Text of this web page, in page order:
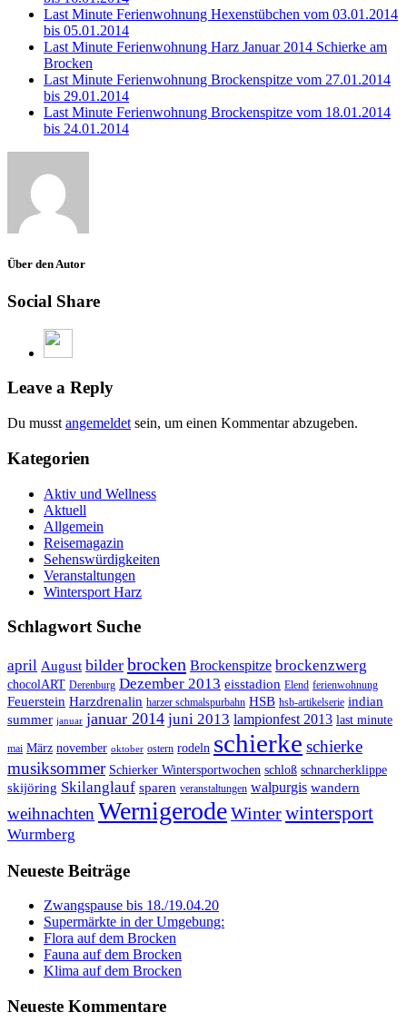
Last Minute Ferienwohnung Hexenstübchen vom 03.01.2014
bis 05.01.2014
Last Minute Ferienwohnung Harz Januar 2014 Schierke am
Brocken
Last Minute Ferienwohnung Brockenspitze vom 27.01.2014
bis 29.01.2014
Last Minute Ferienwohnung Brockenspitze vom 18.01.2014
bis 24.01.2014
Über den Autor
Social Share
Leave a Reply
Du musst angemeldet sein, um einen Kommentar abzugeben.
Kategorien
Aktiv und Wellness
Aktuell
Allgemein
Reisemagazin
Sehenswürdigkeiten
Veranstaltungen
Wintersport Harz
Schlagwort Suche
april August bilder brocken Brockenspitze brockenzwerg
chocolART Derenburg Dezember 2013 eisstadion Elend ferienwohnung
Feuerstein Harzdrenalin harzer schmalspurbahn HSB hsb-artikelserie indian
summer januar januar 2014 juni 2013 lampionfest 2013 last minute
mai März november oktober ostern rodeln schierke schierke
musiksommer Schierker Wintersportwochen schloß schnarcherklippe
skijöring Skilanglauf sparen veranstaltungen walpurgis wandern
weihnachten WernigerodeWinterwintersport
Wurmberg
Neueste Beiträge
Zwangspause bis 18./19.04.20
Supermärkte in der Umgebung:
Flora auf dem Brocken
Fauna auf dem Brocken
Klima auf dem Brocken
Neueste Kommentare